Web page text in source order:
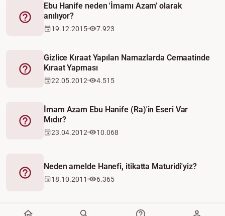
Fetva
Ebu Hanife neden 'İmamı Azam' olarak
anılıyor?
19.12.2015 7.923
Fetva
Gizlice Kıraat Yapılan Namazlarda Cemaatinde
Kıraat Yapması
22.05.2012 4.515
Fetva
İmam Azam Ebu Hanife (Ra)'in Eseri Var
Mıdır?
23.04.2012 10.068
Fetva
Neden amelde Hanefi, itikatta Maturidi'yiz?
18.10.2011 6.365